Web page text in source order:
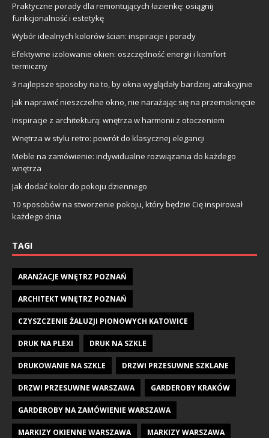
Praktyczne porady dla remontujących łazienkę: osiągnij
funkcjonalność i estetykę
Wybór idealnych kolorów ścian: inspiracje i porady
Efektywne izolowanie okien: oszczędność energii i komfort
termiczny
3 najlepsze sposoby na to, by okna wyglądały bardziej atrakcyjnie
Jak naprawić nieszczelne okno, nie narażając się na przemoknięcie
Inspiracje z architekturą: wnętrza w harmonii z otoczeniem
Wnętrza w stylu retro: powrót do klasycznej elegancji
Meble na zamówienie: indywidualne rozwiązania do każdego
wnętrza
Jak dodać kolor do pokoju dziennego
10 sposobów na stworzenie pokoju, który będzie Cię inspirował
każdego dnia
TAGI
ARANŻACJE WNĘTRZ POZNAŃ
ARCHITEKT WNĘTRZ POZNAŃ
CZYSZCZENIE ŻALUZJI PIONOWYCH KATOWICE
DRUK NA PLEXI DRUK NA SZKLE
DRUKOWANIE NA SZKLE DRZWI PRZESUWNE SZKLANE
DRZWI PRZESUWNE WARSZAWA GARDEROBY KRAKÓW
GARDEROBY NA ZAMÓWIENIE WARSZAWA
MARKIZY OKIENNE WARSZAWA MARKIZY WARSZAWA